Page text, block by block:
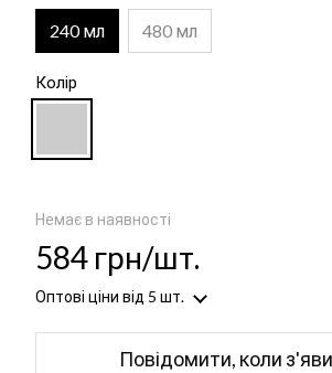
240 мл 480 мл
Колір
Немає в наявності
584 грн/шт.
Оптові ціни від 5 шт.
Повідомити, коли